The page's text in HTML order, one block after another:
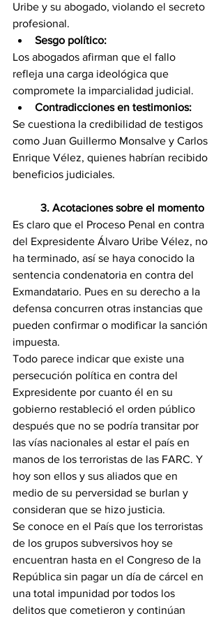
Uribe y su abogado, violando el secreto
profesional.
Sesgo político:
Los abogados afirman que el fallo
refleja una carga ideológica que
compromete la imparcialidad judicial.
Contradicciones en testimonios:
Se cuestiona la credibilidad de testigos
como Juan Guillermo Monsalve y Carlos
Enrique Vélez, quienes habrían recibido
beneficios judiciales.
	3. Acotaciones sobre el momento
Es claro que el Proceso Penal en contra
del Expresidente Álvaro Uribe Vélez, no
ha terminado, así se haya conocido la
sentencia condenatoria en contra del
Exmandatario. Pues en su derecho a la
defensa concurren otras instancias que
pueden confirmar o modificar la sanción
impuesta.
Todo parece indicar que existe una
persecución política en contra del
Expresidente por cuanto él en su
gobierno restableció el orden público
después que no se podría transitar por
las vías nacionales al estar el país en
manos de los terroristas de las FARC. Y
hoy son ellos y sus aliados que en
medio de su perversidad se burlan y
consideran que se hizo justicia.
Se conoce en el País que los terroristas
de los grupos subversivos hoy se
encuentran hasta en el Congreso de la
República sin pagar un día de cárcel en
una total impunidad por todos los
delitos que cometieron y continúan